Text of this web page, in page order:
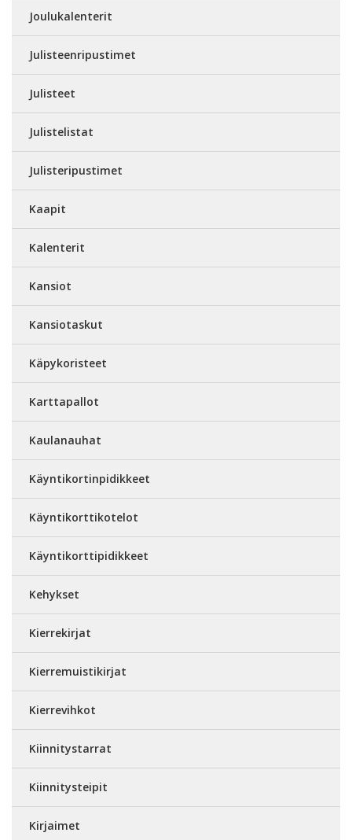
Joulukalenterit
Julisteenripustimet
Julisteet
Julistelistat
Julisteripustimet
Kaapit
Kalenterit
Kansiot
Kansiotaskut
Käpykoristeet
Karttapallot
Kaulanauhat
Käyntikortinpidikkeet
Käyntikorttikotelot
Käyntikorttipidikkeet
Kehykset
Kierrekirjat
Kierremuistikirjat
Kierrevihkot
Kiinnitystarrat
Kiinnitysteipit
Kirjaimet